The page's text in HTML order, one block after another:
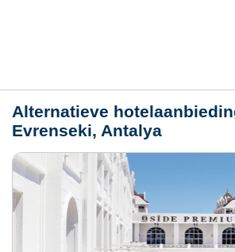
Alternatieve
Evrenseki, Antalya